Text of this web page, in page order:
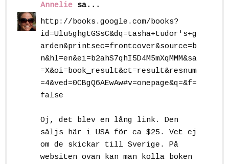
Annelie sa...
http://books.google.com/books?
id=Ulu5ghgtGSsC&dq=tasha+tudor's+g
arden&printsec=frontcover&source=b
n&hl=en&ei=b2ahS7qhI5D4M5mXqMMM&sa
=X&oi=book_result&ct=result&resnum
=4&ved=0CBgQ6AEwAw#v=onepage&q=&f=
false
Oj, det blev en lång link. Den
säljs här i USA för ca $25. Vet ej
om de skickar till Sverige. På
websiten ovan kan man kolla boken